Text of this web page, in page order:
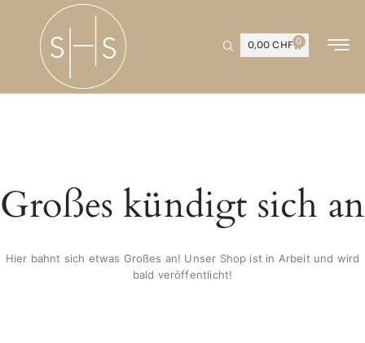
0,00CHF 0
Großes kündigt sich an
Hier bahnt sich etwas Großes an! Unser Shop ist in Arbeit und wird
bald veröffentlicht!